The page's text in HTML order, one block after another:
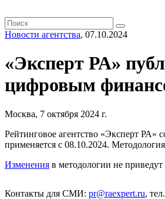
Новости агентства, 07.10.2024
«Эксперт РА»
цифровым
Москва, 7 октября 2024 г.
Рейтинговое агентство «Эксперт РА»
применяется с 08.10.2024.
Изменения в методологии не
Контакты для СМИ: pr@raexpert.ru,